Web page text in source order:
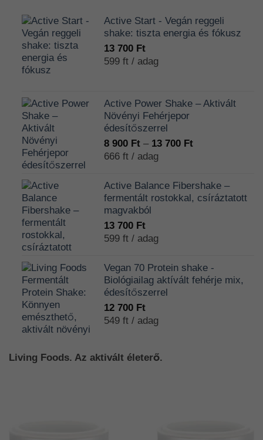
Active Start - Vegán reggeli
shake: tiszta energia és fókusz
13 700 Ft
599 ft / adag
Active Power Shake – Aktivált
Növényi Fehérjepor
édesítőszerrel
8 900 Ft – 13 700 FtÁrtartomány:
-
13
666 ft / adag
Active Balance Fibershake –
fermentált rostokkal, csíráztatott
magvakból
13 700 Ft
599 ft / adag
Vegan 70 Protein shake -
Biológiailag aktívált fehérje mix,
édesítőszerrel
12 700 Ft
549 ft / adag
Living Foods. Az aktivált életerő.